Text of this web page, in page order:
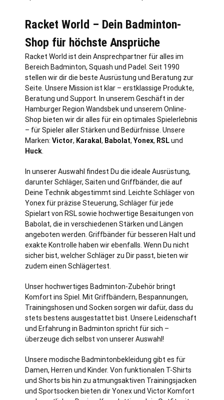
Racket World – Dein Badminton-
Shop für höchste Ansprüche
Racket World ist dein Ansprechpartner für alles im
Bereich Badminton, Squash und Padel. Seit 1990
stellen wir dir die beste Ausrüstung und Beratung zur
Seite. Unsere Mission ist klar – erstklassige Produkte,
Beratung und Support. In unserem Geschäft in der
Hamburger Region Wandsbek und unserem Online-
Shop bieten wir dir alles für ein optimales Spielerlebnis
– für Spieler aller Stärken und Bedürfnisse. Unsere
Marken: Victor, Karakal , Babolat, Yonex, RSLund
Huck
In unserer Auswahl findest Du die ideale Ausrüstung,
darunter Schläger, Saiten und Griffbänder, die auf
Deine Technik abgestimmt sind. Leichte Schläger von
Yonex für präzise Steuerung, Schläger für jede
Spielart von RSL sowie hochwertige Besaitungen von
Babolat, die in verschiedenen Stärken und Längen
angeboten werden. Griffbänder für besseren Halt und
exakte Kontrolle haben wir ebenfalls. Wenn Du nicht
sicher bist, welcher Schläger zu Dir passt, bieten wir
zudem einen Schlägertest.
Unser hochwertiges Badminton-Zubehör bringt
Komfort ins Spiel. Mit Griffbändern, Bespannungen,
Trainingshosen und Socken sorgen wir dafür, dass du
stets bestens ausgestattet bist. Unsere Leidenschaft
und Erfahrung in Badminton spricht für sich –
überzeuge dich selbst von unserer Auswahl!
Unsere modische Badmintonbekleidung gibt es für
Damen, Herren und Kinder. Von funktionalen T-Shirts
und Shorts bis hin zu atmungsaktiven Trainingsjacken
und Sportsocken bieten dir Yonex und Victor Komfort